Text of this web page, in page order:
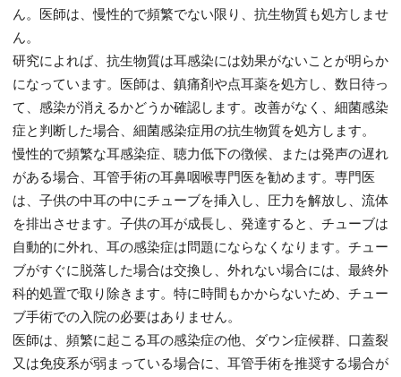
ん。医師は、慢性的で頻繁でない限り、抗生物質も処方しませ
ん。
研究によれば、抗生物質は耳感染には効果がないことが明らか
になっています。医師は、鎮痛剤や点耳薬を処方し、数日待っ
て、感染が消えるかどうか確認します。改善がなく、細菌感染
症と判断した場合、細菌感染症用の抗生物質を処方します。
慢性的で頻繁な耳感染症、聴力低下の徴候、または発声の遅れ
がある場合、耳管手術の耳鼻咽喉専門医を勧めます。専門医
は、子供の中耳の中にチューブを挿入し、圧力を解放し、流体
を排出させます。子供の耳が成長し、発達すると、チューブは
自動的に外れ、耳の感染症は問題にならなくなります。チュー
ブがすぐに脱落した場合は交換し、外れない場合には、最終外
科的処置で取り除きます。特に時間もかからないため、チュー
ブ手術での入院の必要はありません。
医師は、頻繁に起こる耳の感染症の他、ダウン症候群、口蓋裂
又は免疫系が弱まっている場合に、耳管手術を推奨する場合が